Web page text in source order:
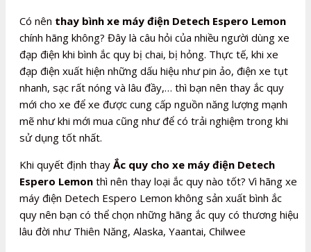
Có nên thay bình xe máy điện Detech Espero Lemon
chính hãng không? Đây là câu hỏi của nhiều người dùng xe
đạp điện khi bình ắc quy bị chai, bị hỏng. Thực tế, khi xe
đạp điện xuất hiện những dấu hiệu như pin ảo, điện xe tụt
nhanh, sạc rất nóng và lâu đầy,… thì bạn nên thay ắc quy
mới cho xe để xe được cung cấp nguồn năng lượng mạnh
mẽ như khi mới mua cũng như để có trải nghiệm trong khi
sử dụng tốt nhất.
Khi quyết định thay Ắc quy cho xe máy điện Detech
Espero Lemon thì nên thay loại ắc quy nào tốt? Vì hãng xe
máy điện Detech Espero Lemon không sản xuất bình ắc
quy nên bạn có thể chọn những hãng ắc quy có thương hiệu
lâu đời như Thiên Năng, Alaska, Yaantai, Chilwee